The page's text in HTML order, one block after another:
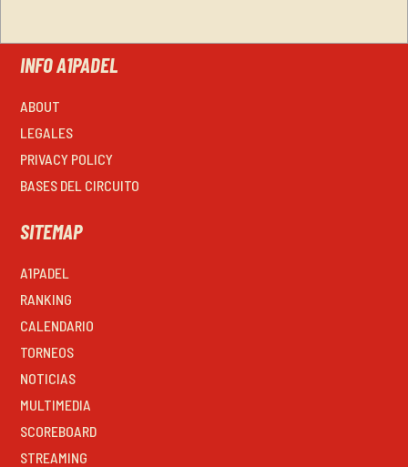
INFO A1PADEL
ABOUT
LEGALES
PRIVACY POLICY
BASES DEL CIRCUITO
SITEMAP
A1PADEL
RANKING
CALENDARIO
TORNEOS
NOTICIAS
MULTIMEDIA
SCOREBOARD
STREAMING